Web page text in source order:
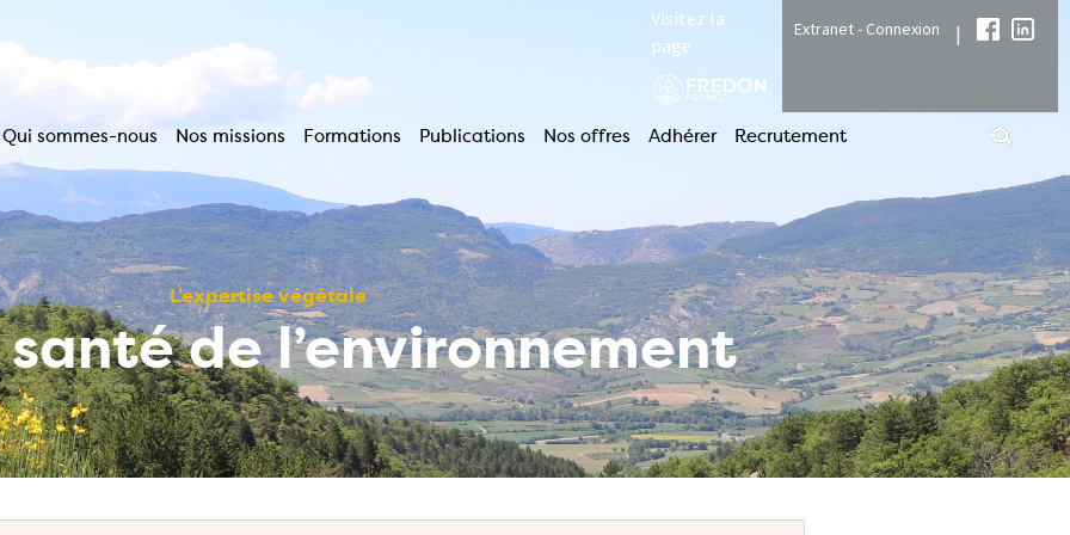
Visitez la
page
Extranet - Connexion |
Qui sommes-nous Nos missions Formations Publications Nos offres Adhérer Recrutement
L’expertise végétale
de l’environnement